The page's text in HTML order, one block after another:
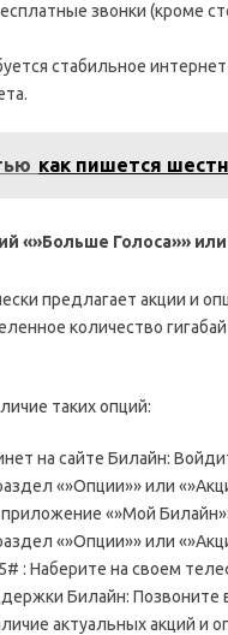
звонки (кроме
стабильное
как пишется
«»Больше Голоса»»
предлагает акции и
количество
таких опций:
на сайте Билайн:
«»Опции»» или
«»Мой
«»Опции»» или
: Наберите на своем
Билайн: Позвоните
актуальных акций и